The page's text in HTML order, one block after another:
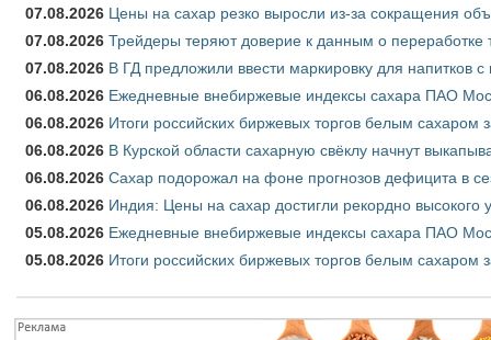
07.08.2026 Цены на сахар резко выросли из-за сокращения
07.08.2026 Трейдеры теряют доверие к данным о переработке
07.08.2026 В ГД предложили ввести маркировку для напитков
06.08.2026 Ежедневные внебиржевые индексы сахара ПАО
06.08.2026 Итоги российских биржевых торгов белым сахаром
06.08.2026 В Курской области сахарную свёклу начнут
06.08.2026 Сахар подорожал на фоне прогнозов дефицита в
06.08.2026 Индия: Цены на сахар достигли рекордно высокого
05.08.2026 Ежедневные внебиржевые индексы сахара ПАО
05.08.2026 Итоги российских биржевых торгов белым сахаром